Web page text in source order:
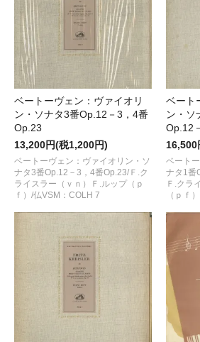
ベートーヴェン：ヴァイオリ
ン・ソナタ3番Op.12－3，4番
Op.23
13,200円(税1,200円)
ベートーヴェン：ヴァイオリン・ソ
ナタ3番Op.12－3，4番Op.23/Ｆ.ク
ライスラー（ｖｎ）Ｆ.ルップ（ｐ
ｆ）/仏VSM：COLH 7
ベート
ン・ソ
Op.12
16,500
ベート
ナタ1番
Ｆ.クラ
（ｐｆ